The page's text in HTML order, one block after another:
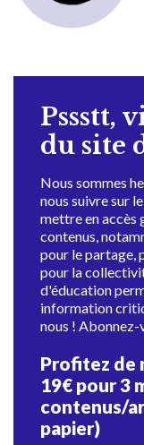
Pssstt,
du site
Nous sommes
nous suivre sur
mettre en accès
contenus,
pour le partage,
pour la
d'éducation
information
nous ! Abonnez-
Profitez de
19€ pour 3
contenus/
papier)